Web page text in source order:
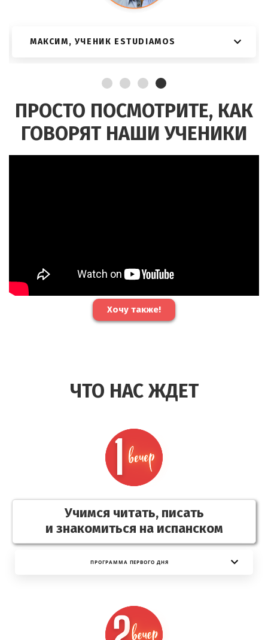
МАКСИМ, УЧЕНИК ESTUDIAMOS
ПРОСТО ПОСМОТРИТЕ, КАК
ГОВОРЯТ НАШИ УЧЕНИКИ
Хочу также!
ЧТО НАС ЖДЕТ
Учимся читать, писать
и знакомиться на испанском
ПРОГРАММА ПЕРВОГО ДНЯ